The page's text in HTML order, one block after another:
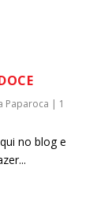
Paparoca 1
no blog e